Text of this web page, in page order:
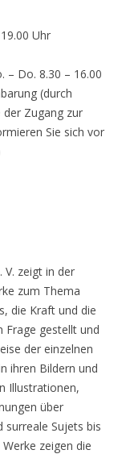
Uhr
– Do. 8.30 – 16.00
(durch
Zugang zur
Sie sich vor
V. zeigt in der
zum Thema
die Kraft und die
Frage gestellt und
der einzelnen
ihren Bildern und
Illustrationen,
über
surreale Sujets bis
zeigen die